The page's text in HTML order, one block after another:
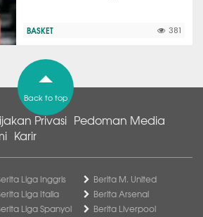
BASKET 381
Back to top
Privasi Pedoman Media
Karir
Liga Inggris
Liga Italia
Liga Spanyol
Berita M. United
Berita Arsenal
Berita Liverpool